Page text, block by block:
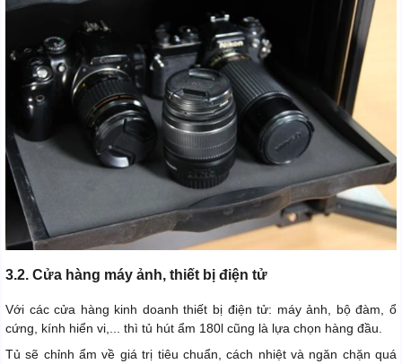
3.2. Cửa hàng máy ảnh, thiết bị điện tử
Với các cửa hàng kinh doanh thiết bị điện tử: máy ảnh, bộ đàm, ổ
cứng, kính hiển vi,... thì tủ hút ẩm 180l cũng là lựa chọn hàng đầu.
Tủ sẽ chỉnh ẩm về giá trị tiêu chuẩn, cách nhiệt và ngăn chặn quá